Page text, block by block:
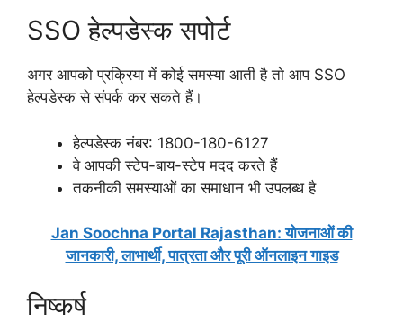
SSO हेल्पडेस्क सपोर्ट
अगर आपको प्रक्रिया में कोई समस्या आती है तो आप SSO
हेल्पडेस्क से संपर्क कर सकते हैं।
हेल्पडेस्क नंबर: 1800-180-6127
वे आपकी स्टेप-बाय-स्टेप मदद करते हैं
तकनीकी समस्याओं का समाधान भी उपलब्ध है
Jan Soochna Portal Rajasthan: योजनाओं की
जानकारी, लाभार्थी, पात्रता और पूरी ऑनलाइन गाइड
निष्कर्ष